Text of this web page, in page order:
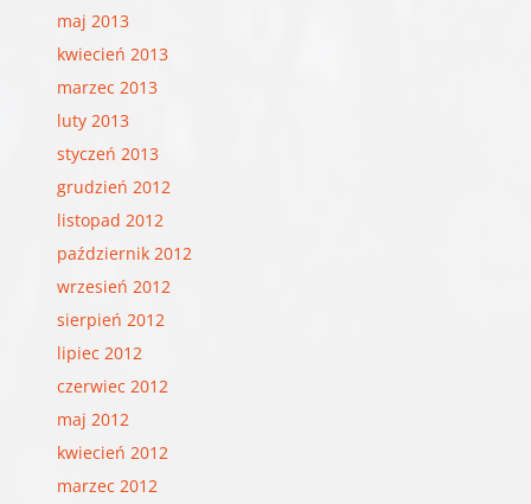
maj 2013
kwiecień 2013
marzec 2013
luty 2013
styczeń 2013
grudzień 2012
listopad 2012
październik 2012
wrzesień 2012
sierpień 2012
lipiec 2012
czerwiec 2012
maj 2012
kwiecień 2012
marzec 2012